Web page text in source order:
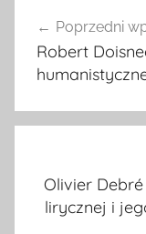
wpisu
Poprzedni
Robert
Olivier
lirycznej i